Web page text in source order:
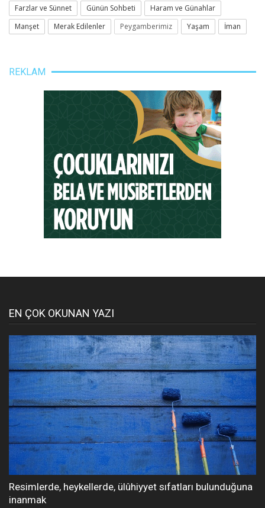
Farzlar ve Sünnet
Günün Sohbeti
Haram ve Günahlar
Manşet
Merak Edilenler Peygamberimiz Yaşam İman
REKLAM
EN ÇOK OKUNAN YAZI
Resimlerde, heykellerde, ülûhiyyet sıfatları bulunduğuna
inanmak